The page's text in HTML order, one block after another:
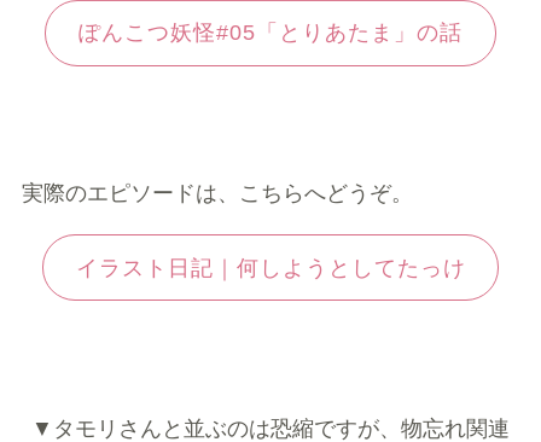
ぽんこつ妖怪#05「とりあたま」の話
実際のエピソードは、こちらへどうぞ。
イラスト日記｜何しようとしてたっけ
▼タモリさんと並ぶのは恐縮ですが、物忘れ関連